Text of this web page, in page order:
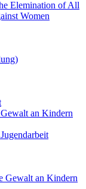
Elemination of All
Women
an Kindern
Gewalt an Kindern